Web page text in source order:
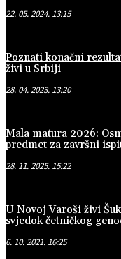
22. 05. 2024. 13:15
Poznati konačni
živi u Srbiji
28. 04. 2023. 13:20
Mala matura 2026:
predmet za završni
28. 11. 2025. 15:22
U Novoj Varoši živi
svjedok četničkog
6. 10. 2021. 16:25